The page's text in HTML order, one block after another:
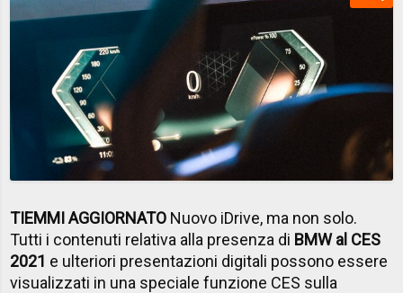
TIEMMI AGGIORNATO Nuovo iDrive, ma non solo.
Tutti i contenuti relativa alla presenza di BMW al CES
2021 e ulteriori presentazioni digitali possono essere
visualizzati in una speciale funzione CES sulla